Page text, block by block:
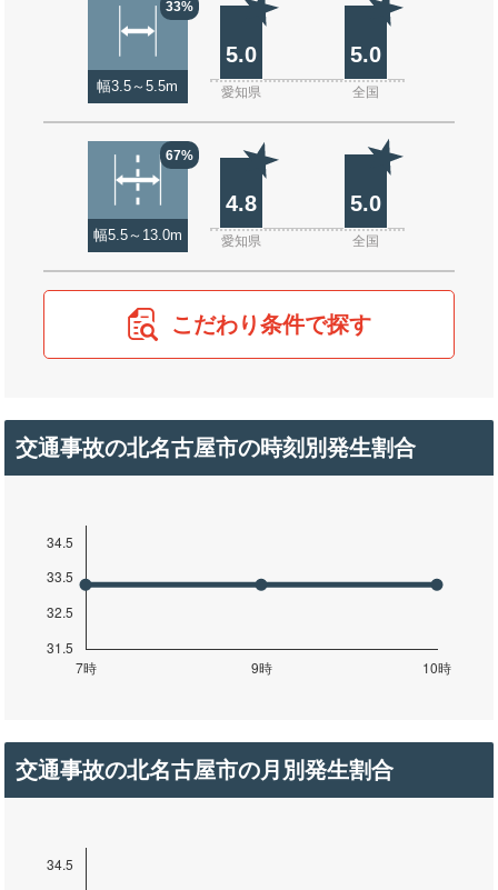
33%
幅3.5～5.5m
5.0 5.0
愛知県 全国
67%
幅5.5～13.0m
4.8 5.0
愛知県 全国
こだわり条件で探す
交通事故の北名古屋市の時刻別発生割合
交通事故の北名古屋市の月別発生割合